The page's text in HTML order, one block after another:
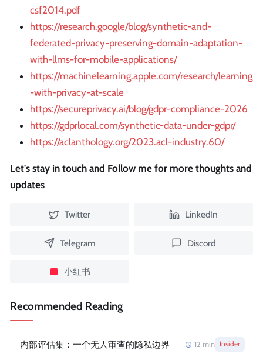
csf2014.pdf
https://research.google/blog/synthetic-and-
federated-privacy-preserving-domain-adaptation-
with-llms-for-mobile-applications/
https://machinelearning.apple.com/research/learning
-with-privacy-at-scale
https://secureprivacy.ai/blog/gdpr-compliance-2026
https://gdprlocal.com/synthetic-data-under-gdpr/
https://aclanthology.org/2023.acl-industry.60/
Let's stay in touch and Follow me for more thoughts and
updates
Twitter LinkedIn
Telegram Discord
小红书
Recommended Reading
内部评估集：一个无人审查的隐私边界 12 min Insider